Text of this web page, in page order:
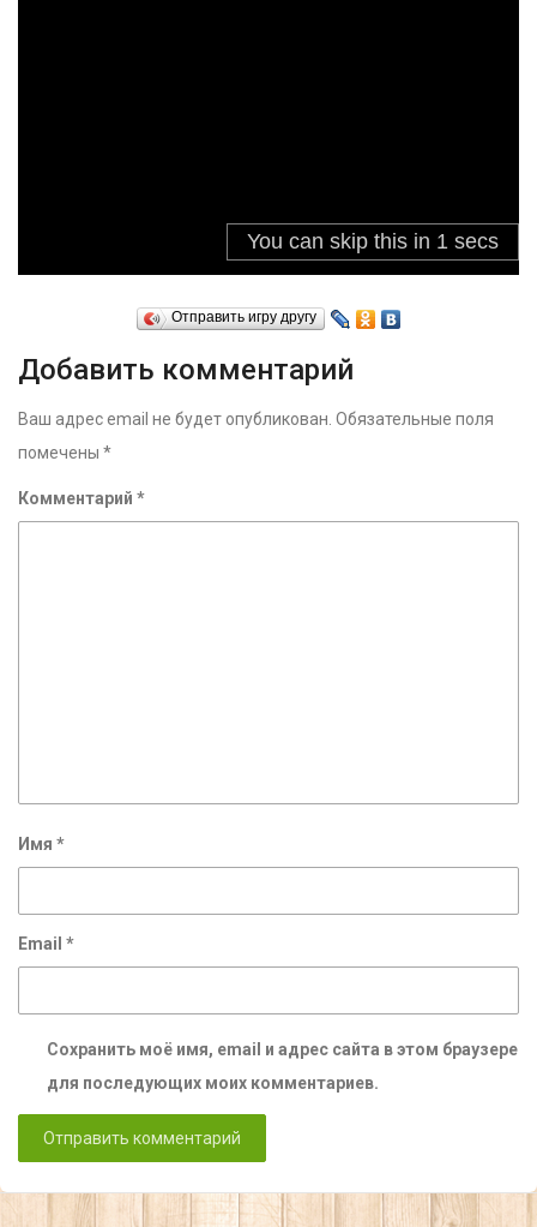
Отправить игру другу
Добавить комментарий
Ваш адрес email не будет опубликован. Обязательные поля
помечены *
Комментарий *
Имя *
Email *
Сохранить моё имя, email и адрес сайта в этом браузере
для последующих моих комментариев.